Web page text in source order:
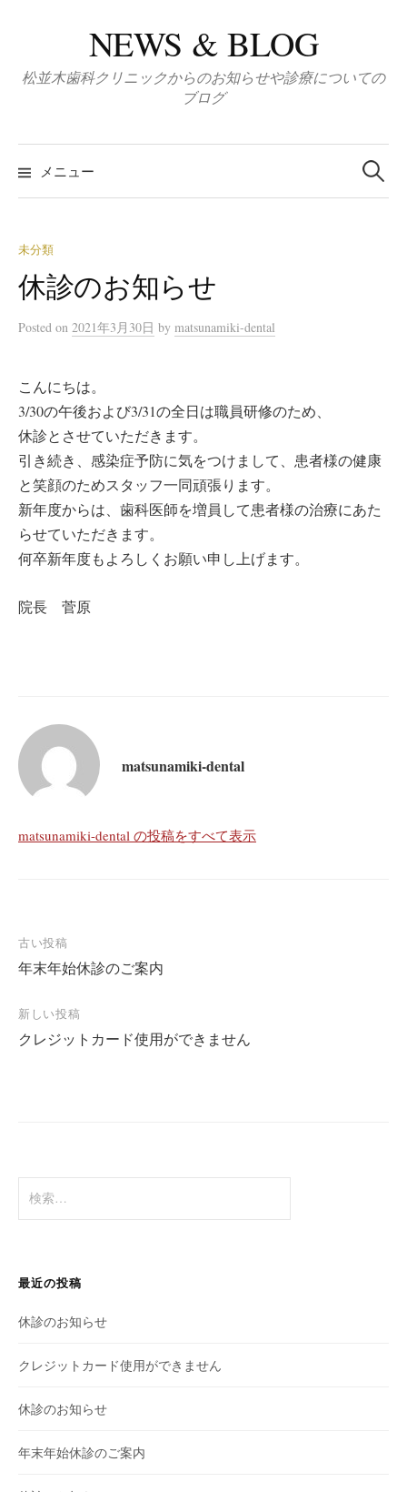
ン
キ
NEWS & BLOG
松並木歯科クリニックからのお知らせや診療についての
ブログ
メニュー
検
索:
未分類
休診のお知らせ
Posted on 2021年3月30日 by matsunamiki-dental
こんにちは。
3/30の午後および3/31の全日は職員研修のため、
休診とさせていただきます。
引き続き、感染症予防に気をつけまして、患者様の健康
と笑顔のためスタッフ一同頑張ります。
新年度からは、歯科医師を増員して患者様の治療にあた
らせていただきます。
何卒新年度もよろしくお願い申し上げます。
院長 菅原
matsunamiki-dental
matsunamiki-dental の投稿をすべて表示
投
稿
ナ
ビ
ゲ
古い投稿
年末年始休診のご案内
新しい投稿
クレジットカード使用ができません
索:
最近の投稿
休診のお知らせ
クレジットカード使用ができません
休診のお知らせ
年末年始休診のご案内